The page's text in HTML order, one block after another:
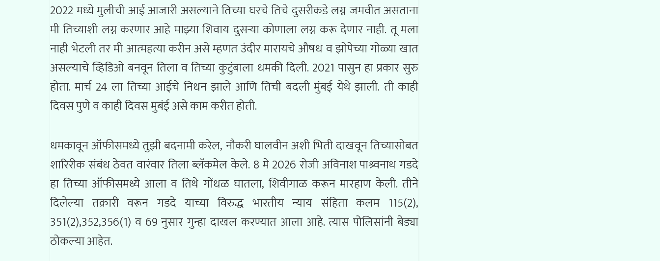
2022 मध्ये मुलीची आई आजारी असल्याने तिच्या घरचे तिचे दुसरीकडे लग्न जमवीत असताना
मी तिच्याशी लग्न करणार आहे माझ्या शिवाय दुसऱ्या कोणाला लग्न करू देणार नाही. तू मला
नाही भेटली तर मी आत्महत्या करीन असे म्हणत उंदीर मारायचे औषध व झोपेच्या गोळ्या खात
असल्याचे व्हिडिओ बनवून तिला व तिच्या कुटुंबाला धमकी दिली. 2021 पासुन हा प्रकार सुरु
होता. मार्च 24 ला तिच्या आईचे निधन झाले आणि तिची बदली मुंबई येथे झाली. ती काही
दिवस पुणे व काही दिवस मुबंई असे काम करीत होती.
धमकावून ऑफीसमध्ये तुझी बदनामी करेल, नौकरी घालवीन अशी भिती दाखवून तिच्यासोबत
शारिरीक संबंध ठेवत वारंवार तिला ब्लॅकमेल केले. 8 मे 2026 रोजी अविनाश पाश्र्वनाथ गडदे
हा तिच्या ऑफीसमध्ये आला व तिथे गोंधळ घातला, शिवीगाळ करून मारहाण केली. तीने
दिलेल्या तक्रारी वरून गडदे याच्या विरुद्ध भारतीय न्याय संहिता कलम 115(2),
351(2),352,356(1) व 69 नुसार गुन्हा दाखल करण्यात आला आहे. त्यास पोलिसांनी बेड्या
ठोकल्या आहेत.